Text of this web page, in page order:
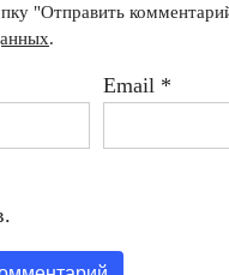
"Отправить
.
Email *